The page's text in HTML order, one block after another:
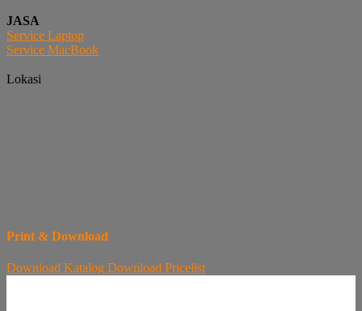
JASA
Service Laptop
Service MacBook
Lokasi
Print & Download
Download Katalog Download Pricelist